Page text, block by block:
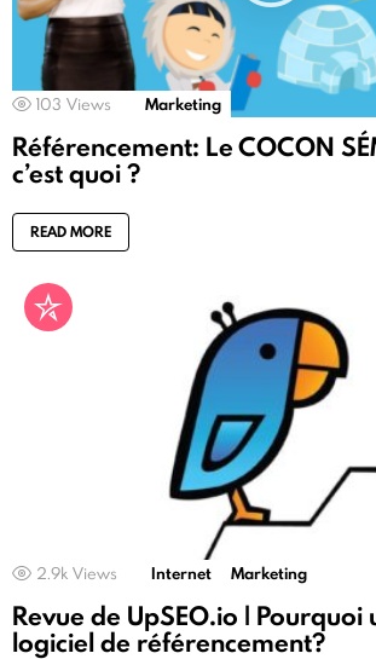
103 Views Marketing
Référencement: Le COCON
c’est quoi ?
READ MORE
2.9k Views Internet Marketing
Revue de UpSEO.io | Pourquoi
logiciel de référencement?